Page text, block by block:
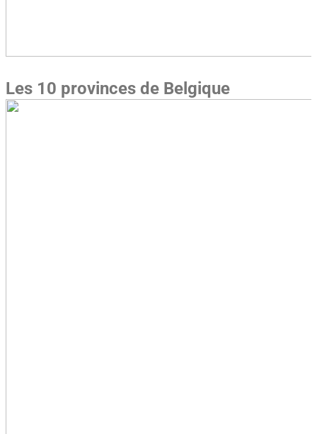
Les 10 provinces de Belgique